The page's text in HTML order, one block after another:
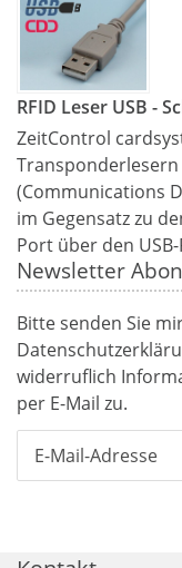
RFID Leser USB -
ZeitControl
(Communications
im Gegensatz zu
Port über den
Newsletter
Bitte senden Sie
widerruflich
per E-Mail zu.